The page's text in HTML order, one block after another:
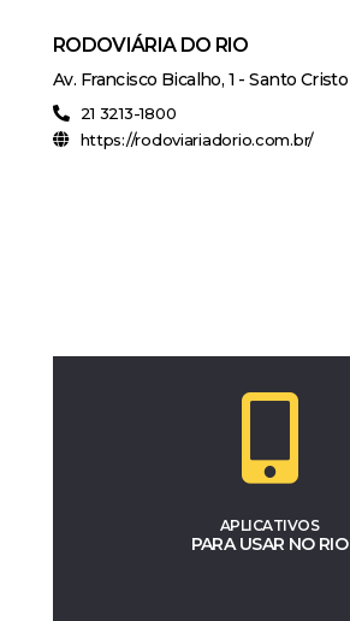
RODOVIÁRIA DO RIO
Av. Francisco Bicalho, 1 - Santo Cristo
21 3213-1800
https://rodoviariadorio.com.br/
APLICATIVOS
PARA USAR NO RIO